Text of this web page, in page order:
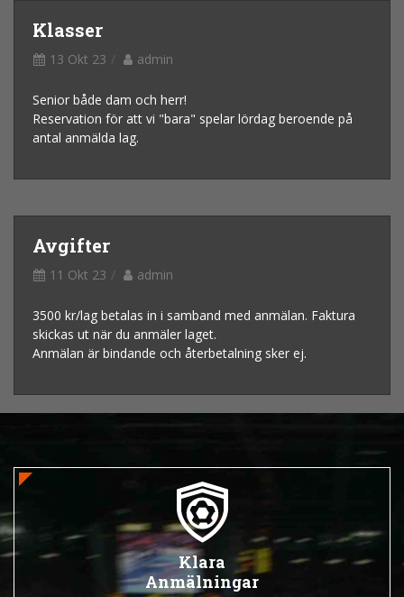
Klasser
13 Okt 23 admin
Senior både dam och herr!
Reservation för att vi "bara" spelar lördag beroende på
antal anmälda lag.
Avgifter
11 Okt 23 admin
3500 kr/lag betalas in i samband med anmälan. Faktura
skickas ut när du anmäler laget.
Anmälan är bindande och återbetalning sker ej.
Klara
Anmälningar